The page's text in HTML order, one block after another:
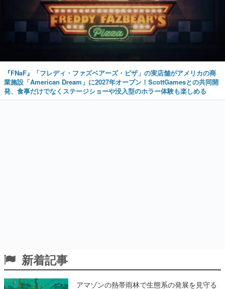
『FNaF』「フレディ・ファズベアーズ・ピザ」の実店舗がアメリカの商
業施設「American Dream」に2027年オープン！ScottGamesとの共同開
ど、クリック操作で生態系を発展させていく
2026年8月10日